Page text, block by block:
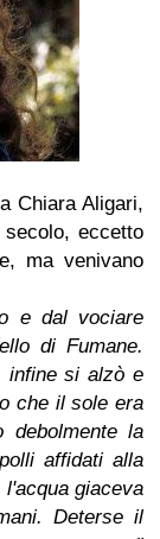
Chiara Aligari,
eccetto
ma venivano
e dal vociare
di Fumane.
infine si alzò e
che il sole era
debolmente la
affidati alla
giaceva
Deterse il